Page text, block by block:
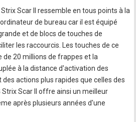
Strix Scar II ressemble en tous points à la
de bureau car il est équipé
et de blocs de touches de
les raccourcis. Les touches de ce
de 20 millions de frappes et la
à la distance d'activation des
actions plus rapides que celles des
Strix Scar II offre ainsi un meilleur
après plusieurs années d'une